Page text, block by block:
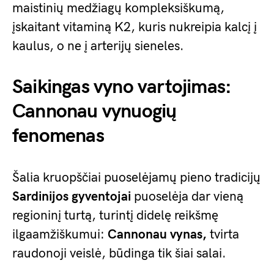
maistinių medžiagų kompleksiškumą,
įskaitant vitaminą K2, kuris nukreipia kalcį į
kaulus, o ne į arterijų sieneles.
Saikingas vyno vartojimas:
Cannonau vynuogių
fenomenas
Šalia kruopščiai puoselėjamų pieno tradicijų
Sardinijos gyventojai puoselėja dar vieną
regioninį turtą, turintį didelę reikšmę
ilgaamžiškumui: Cannonau vynas, tvirta
raudonoji veislė, būdinga tik šiai salai.